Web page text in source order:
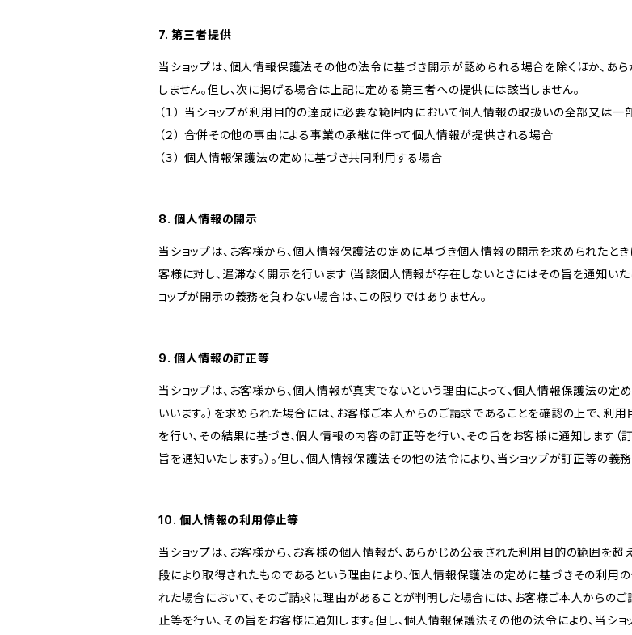
7. 第三者提供
当ショップは、個人情報保護法その他の法令に基づき開示が認められる場合を除くほか、あ
しません。但し、次に掲げる場合は上記に定める第三者への提供には該当しません。
（１） 当ショップが利用目的の達成に必要な範囲内において個人情報の取扱いの全部又は
（２） 合併その他の事由による事業の承継に伴って個人情報が提供される場合
（３） 個人情報保護法の定めに基づき共同利用する場合
8. 個人情報の開示
当ショップは、お客様から、個人情報保護法の定めに基づき個人情報の開示を求められたと
客様に対し、遅滞なく開示を行います（当該個人情報が存在しないときにはその旨を通知いた
ョップが開示の義務を負わない場合は、この限りではありません。
9. 個人情報の訂正等
当ショップは、お客様から、個人情報が真実でないという理由によって、個人情報保護法の定
いいます。）を求められた場合には、お客様ご本人からのご請求であることを確認の上で、
を行い、その結果に基づき、個人情報の内容の訂正等を行い、その旨をお客様に通知します
旨を通知いたします。）。但し、個人情報保護法その他の法令により、当ショップが訂正等の義
10. 個人情報の利用停止等
当ショップは、お客様から、お客様の個人情報が、あらかじめ公表された利用目的の範囲を
段により取得されたものであるという理由により、個人情報保護法の定めに基づきその利用の
れた場合において、そのご請求に理由があることが判明した場合には、お客様ご本人からの
止等を行い、その旨をお客様に通知します。但し、個人情報保護法その他の法令により、当